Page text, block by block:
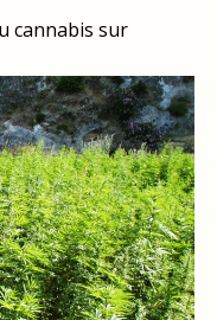
cannabis sur